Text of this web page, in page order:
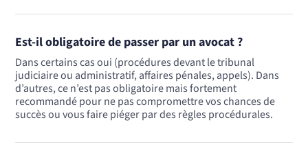
Est-il obligatoire de passer par un avocat ?
Dans certains cas oui (procédures devant le tribunal
judiciaire ou administratif, affaires pénales, appels). Dans
d’autres, ce n’est pas obligatoire mais fortement
recommandé pour ne pas compromettre vos chances de
succès ou vous faire piéger par des règles procédurales.